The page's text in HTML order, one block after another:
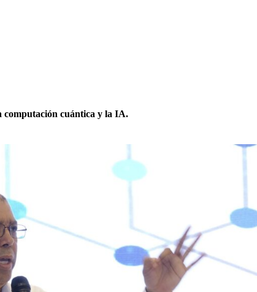
computación cuántica y la IA.